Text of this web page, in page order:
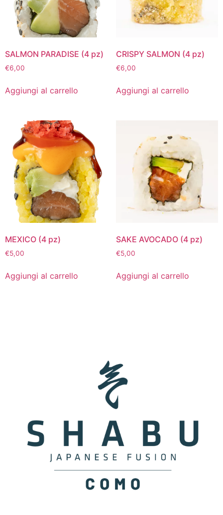
SALMON PARADISE (4 pz)
€6,00
Aggiungi al carrello
CRISPY SALMON (4 pz)
€6,00
Aggiungi al carrello
MEXICO (4 pz)
€5,00
Aggiungi al carrello
SAKE AVOCADO (4 pz)
€5,00
Aggiungi al carrello